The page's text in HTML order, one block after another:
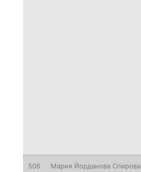
506 Мария Йорданова Спирова